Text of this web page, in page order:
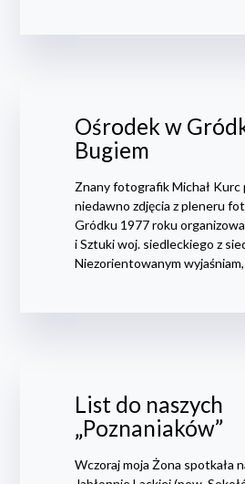
Ośrodek w
Bugiem
Znany fotografik Michał Kurc
niedawno zdjęcia z pleneru
Gródku 1977 roku
i Sztuki woj. siedleckiego z
Niezorientowanym
List do naszych
„Poznaniaków”
Wczoraj moja Żona spotkała